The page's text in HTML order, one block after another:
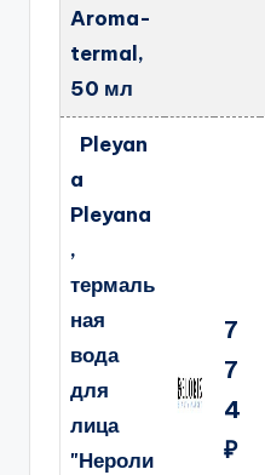
Aroma-
termal,
50 мл
Pleyan
a
Pleyana
,
термаль
ная
вода
для
лица
"Нероли
7
7
4
₽